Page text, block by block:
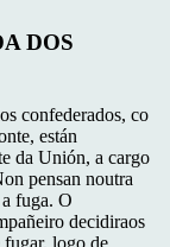
DOS
confederados, co
están
da Unión, a cargo
pensan noutra
fuga. O
decidiraos
fugar, logo de